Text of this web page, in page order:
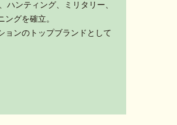
ハンティング、ミリタリー、
グを確立。
ョンのトップブランドとして